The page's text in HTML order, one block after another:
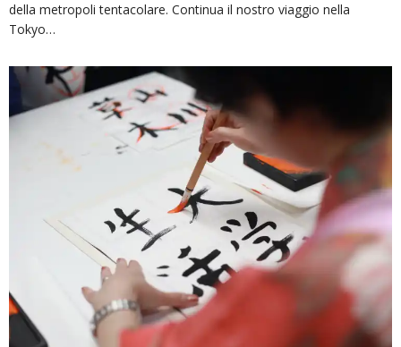
della metropoli tentacolare. Continua il nostro viaggio nella
Tokyo…